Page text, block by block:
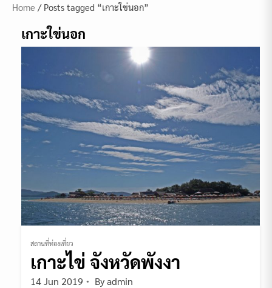
Home / Posts tagged “เกาะใข่นอก”
เกาะใข่นอก
สถานที่ท่องเที่ยว
เกาะไข่ จังหวัดพังงา
14 Jun 2019 Byadmin